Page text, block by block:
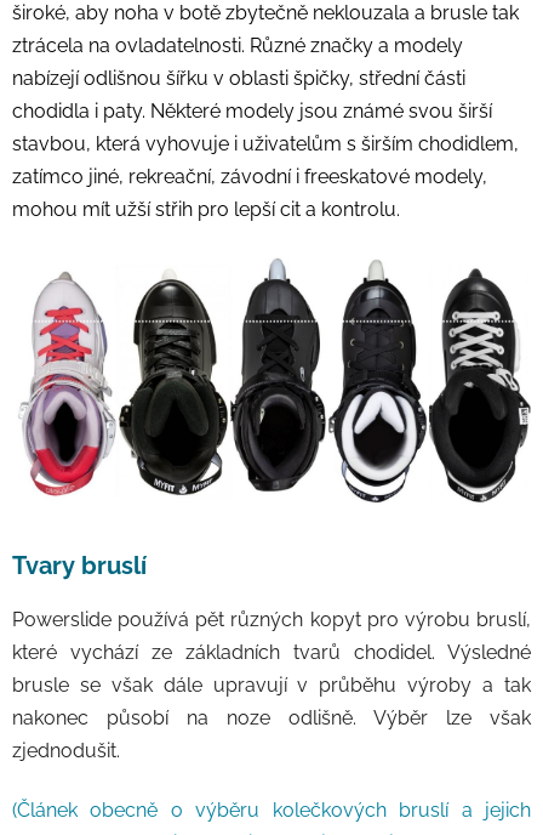
široké, aby noha v botě zbytečně neklouzala a brusle tak
ztrácela na ovladatelnosti. Různé značky a modely
nabízejí odlišnou šířku v oblasti špičky, střední části
chodidla i paty. Některé modely jsou známé svou širší
stavbou, která vyhovuje i uživatelům s širším chodidlem,
zatímco jiné, rekreační, závodní i freeskatové modely,
mohou mít užší střih pro lepší cit a kontrolu.
Tvary bruslí
Powerslide používá pět různých kopyt pro výrobu bruslí,
které vychází ze základních tvarů chodidel. Výsledné
brusle se však dále upravují v průběhu výroby a tak
nakonec působí na noze odlišně. Výběr lze však
zjednodušit.
(Článek obecně o výběru kolečkových bruslí a jejich